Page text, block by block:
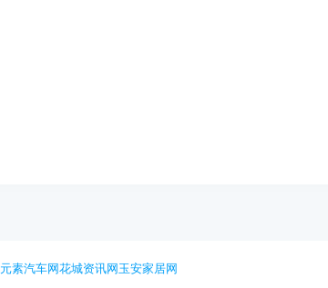
元素汽车网花城资讯网玉安家居网